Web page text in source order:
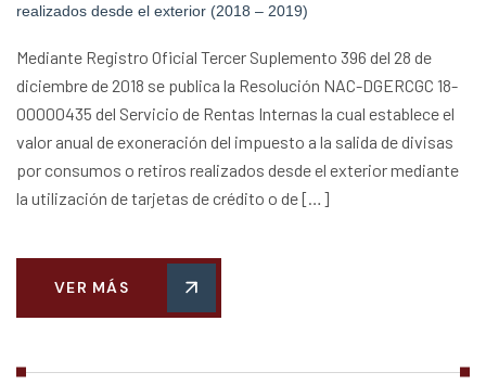
realizados desde el exterior (2018 – 2019)
Mediante Registro Oficial Tercer Suplemento 396 del 28 de
diciembre de 2018 se publica la Resolución NAC-DGERCGC 18-
00000435 del Servicio de Rentas Internas la cual establece el
valor anual de exoneración del impuesto a la salida de divisas
por consumos o retiros realizados desde el exterior mediante
la utilización de tarjetas de crédito o de […]
VER MÁS